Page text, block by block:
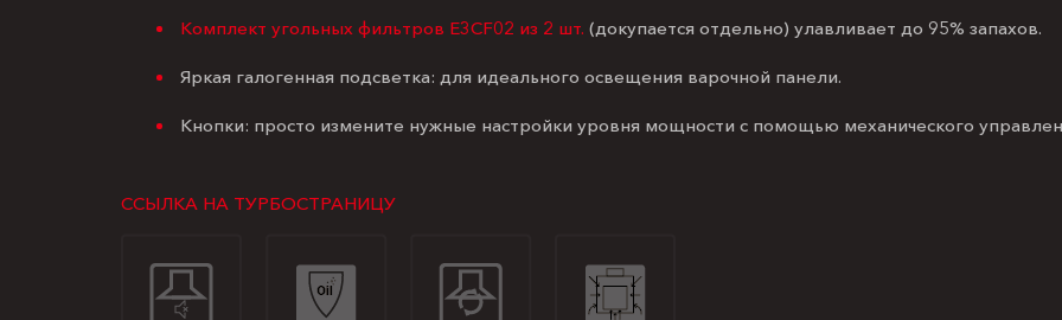
Комплект угольных фильтров E3CF02 из 2 шт. (докупается отдельно) улавливает до 95% запахов.
Яркая галогенная подсветка: для идеального освещения варочной панели.
Кнопки: просто измените нужные настройки уровня мощности с помощью механического
ССЫЛКА НА ТУРБОСТРАНИЦУ